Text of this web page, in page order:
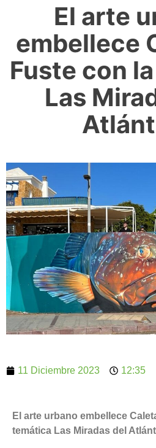
El arte
embellece
Fuste con
Las
11 Diciembre 2023 12:35
El arte urbano embellece
temática Las Miradas del